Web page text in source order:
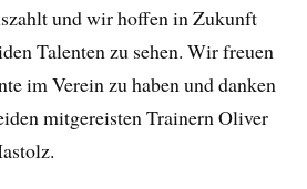
und wir hoffen in Zukunft
Talenten zu sehen. Wir freuen
im Verein zu haben und danken
mitgereisten Trainern Oliver